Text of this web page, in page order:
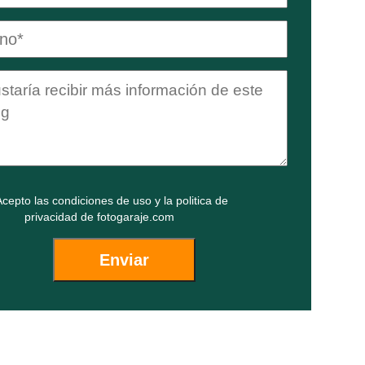
lascondiciones de usoy la politica de
privacidadde fotogaraje.com